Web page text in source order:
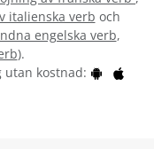
italienska verb och
engelska verb,
).
utan kostnad: